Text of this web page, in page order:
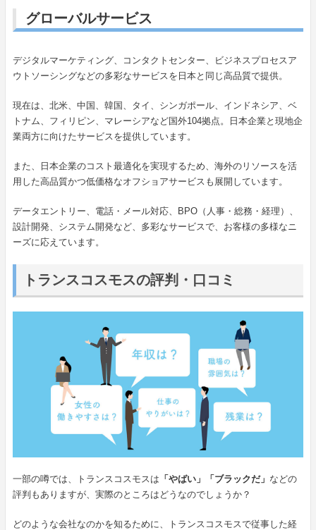
グローバルサービス
デジタルマーケティング、コンタクトセンター、ビジネスプロセスア
ウトソーシングなどの多彩なサービスを日本と同じ高品質で提供。
現在は、北米、中国、韓国、タイ、シンガポール、インドネシア、ベ
トナム、フィリピン、マレーシアなど国外104拠点。日本企業と現地企
業両方に向けたサービスを提供しています。
また、日本企業のコスト最適化を実現するため、海外のリソースを活
用した高品質かつ低価格なオフショアサービスも展開しています。
データエントリー、電話・メール対応、BPO（人事・総務・経理）、
設計開発、システム開発など、多彩なサービスで、お客様の多様なニ
ーズに応えています。
トランスコスモスの評判・口コミ
一部の噂では、トランスコスモスは 「やばい」「ブラックだ」 などの
評判もありますが、実際のところはどうなのでしょうか？
どのような会社なのかを知るために、トランスコスモスで従事した経